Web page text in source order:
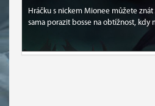
Hráčku s nickem Mionee můžete
sama porazit bosse na obtížnost, kdy